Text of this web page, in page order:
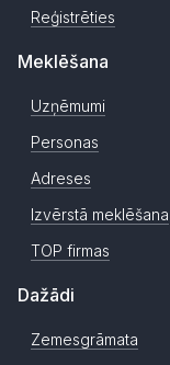
Reģistrēties
Meklēšana
Uzņēmumi
Personas
Adreses
Izvērstā meklēšana
TOP firmas
Dažādi
Zemesgrāmata